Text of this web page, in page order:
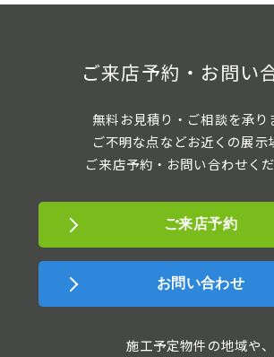
ご来店予約・お問い
無料お見積り・ご相談を承り
ご不明な点などお近くの展示
ご来店予約・お問い合わせくだ
ご来店予約
お問い合わせ
施工予定物件の地域や、